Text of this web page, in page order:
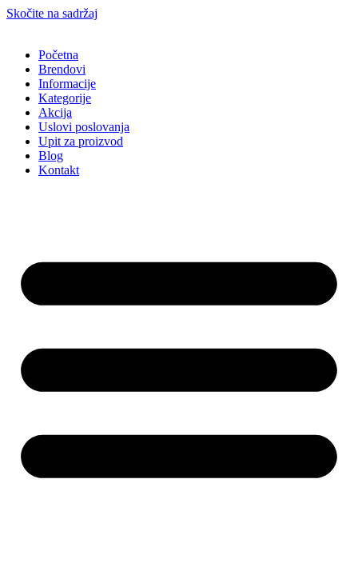
Skočite na sadržaj
Početna
Brendovi
Informacije
Kategorije
Akcija
Uslovi poslovanja
Upit za proizvod
Blog
Kontakt